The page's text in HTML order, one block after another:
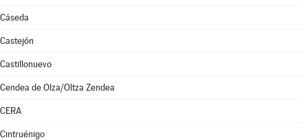
Cáseda
Castejón
Castillonuevo
Cendea de Olza/Oltza Zendea
CERA
Cintruénigo